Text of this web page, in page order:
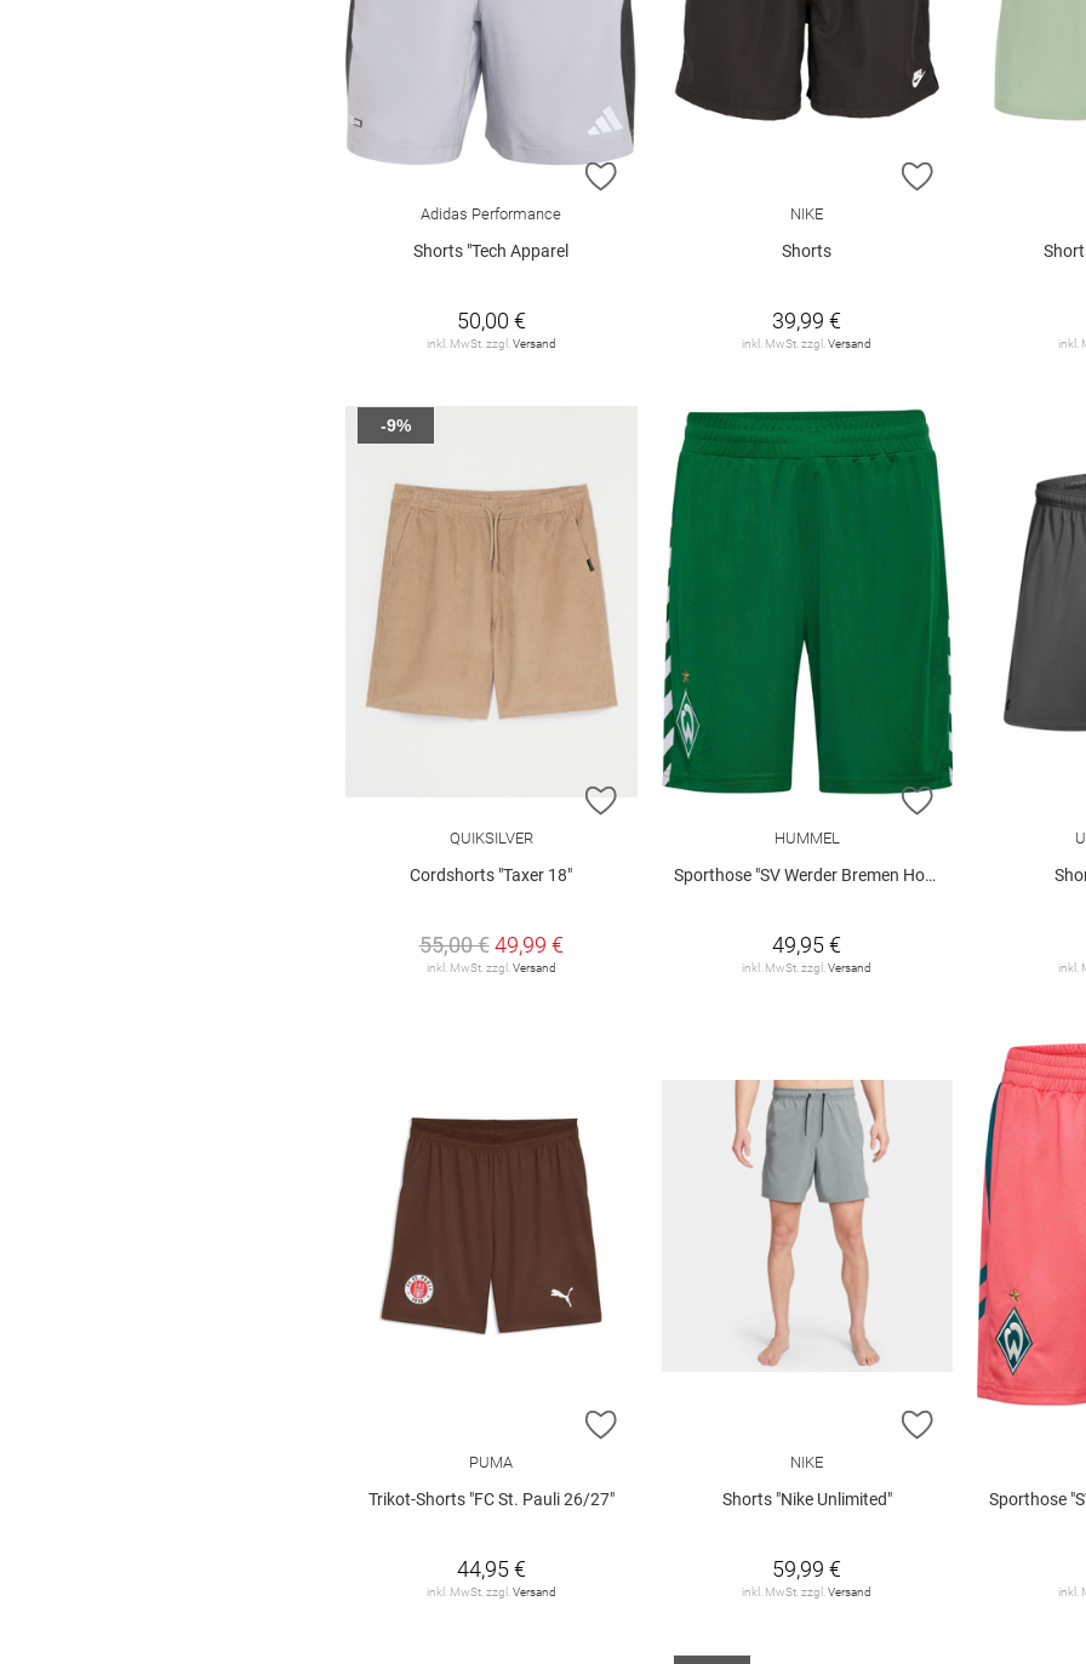
ZUR WUNSCHLISTE HINZUFÜGEN
Adidas Performance
Shorts "Tech Apparel
50,00 €
inkl. MwSt. zzgl. Versand
ZUR
NIKE
Shorts
39,99 €
inkl. MwSt. zzgl.Versand inkl.
ZUR WUNSCHLISTE HINZUFÜGEN
QUIKSILVER
Cordshorts "Taxer 18"
55,00 € 49,99 €
inkl. MwSt. zzgl. Versand
-9%
ZUR
HUMMEL
Sporthose "SV Werder Bremen Home 2026/27"
49,95 €
inkl. MwSt. zzgl.Versand inkl.
ZUR WUNSCHLISTE HINZUFÜGEN
PUMA
Trikot-Shorts "FC St. Pauli 26/27"
44,95 €
inkl. MwSt. zzgl. Versand
ZUR
NIKE
Shorts "Nike Unlimited"
59,99 €
inkl. MwSt. zzgl.Versand
Sporthose "SV
inkl.